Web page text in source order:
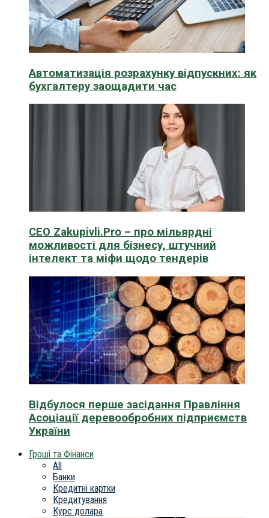
Автоматизація розрахунку відпускних: як
бухгалтеру заощадити час
CEO Zakupivli.Pro – про мільярдні
можливості для бізнесу, штучний
інтелект та міфи щодо тендерів
Відбулося перше засідання Правління
Асоціації деревообробних підприємств
України
Гроші та Фінанси
All
Банки
Кредитні картки
Кредитування
Курс долара